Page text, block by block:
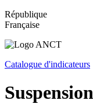
République
Française
Catalogue d'indicateurs